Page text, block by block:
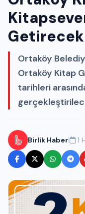
Getirecek
Ortaköy
Ortaköy Kitap
tarihleri
Birlik Haber| 1